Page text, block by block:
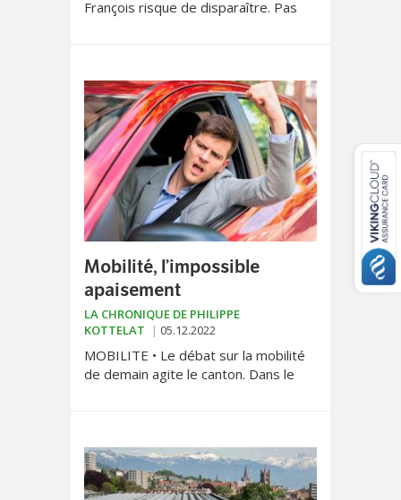
François risque de disparaître. Pas
démanteler ses propres offices.
Mobilité, l’impossible
apaisement
LA CHRONIQUE DE PHILIPPE
KOTTELAT
05.12.2022
MOBILITE • Le débat sur la mobilité
de demain agite le canton. Dans le
souhaité par d’autres.